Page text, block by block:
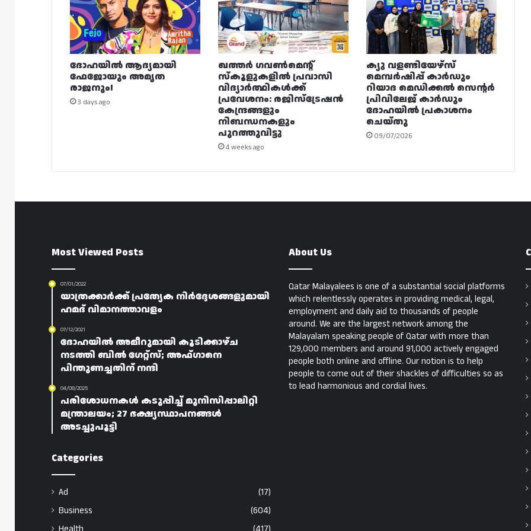
ദോഹയിൽ ആദ്യമായി
ഫേജോയും അമൃത
രാജനും!
3 days ago
ഖത്തർ ഗവൺമെന്റ്
സ്കൂളുകളിൽ പ്രവാസി
വിദ്യാർത്ഥികൾക്ക്
പ്രവേശനം: രജിസ്ട്രേഷൻ
കേന്ദ്രങ്ങളും
നിബന്ധനകളും
പുറത്തുവിട്ടു
4 weeks ago
ക്യു വളണ്ടിയേഴ്‌സ്
മെമ്പർഷിപ്പ് കാർഡും
റിയാദ മെഡിക്കൽ സെന്റർ
പ്രിവിലേജ് കാർഡും
ദോഹയിൽ പ്രകാശനം
ചെയ്തു
09/07/2026
Most Viewed Posts
07/01/2022
യാത്രക്കാർക്ക് പ്രത്യേക നിർദ്ദേശങ്ങളുമായി
ഹമദ് വിമാനത്താവളം
07/12/2021
ദോഹയിൽ അമീറുമായി കൂടിക്കാഴ്ച
നടത്തി ബിൽ ഗേറ്റ്‌സ്; അഫ്ഗാനെ
പിന്തുണച്ചതിന് നന്ദി
04/08/2025
പരിശോധനകൾ കടുപ്പിച്ച് മുനിസിപ്പാലിറ്റി
മന്ത്രാലയം; 27 ഭക്ഷ്യസ്ഥാപനങ്ങൾ
അടച്ചുപൂട്ടി
Categories
Ad
(17)
Business
(604)
About Us
Qatar Malayalees is one of a substantial social platforms
which relentlessly operates in providing medical, legal,
employment and daily aid to thousands of people
around. We are the largest network among the
Malayalam speaking people of Qatar with more than
129,000 members and around 91,000 actively engaged
people both online and offline. Our notion is to help
people to come out of their shackles of difficulties so as
to lead harmonious and cordial lives.